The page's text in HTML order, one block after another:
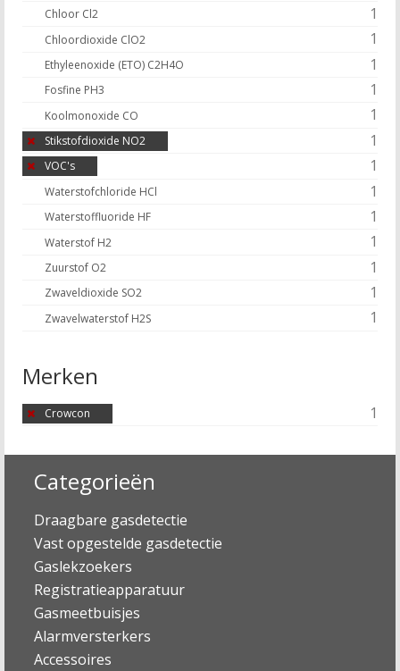
Chloor Cl2 1
Chloordioxide ClO2 1
Ethyleenoxide (ETO) C2H4O 1
Fosfine PH3 1
Koolmonoxide CO 1
Stikstofdioxide NO2 1
VOC's 1
Waterstofchloride HCl 1
Waterstoffluoride HF 1
Waterstof H2 1
Zuurstof O2 1
Zwaveldioxide SO2 1
Zwavelwaterstof H2S 1
Merken
Crowcon 1
Categorieën
Draagbare gasdetectie
Vast opgestelde gasdetectie
Gaslekzoekers
Registratieapparatuur
Gasmeetbuisjes
Alarmversterkers
Accessoires